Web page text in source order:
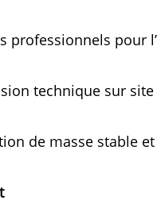
professionnels pour
technique sur
de masse stable